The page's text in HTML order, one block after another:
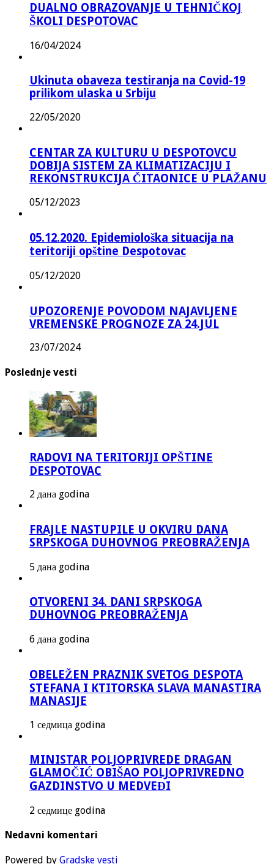
DUALNO OBRAZOVANJE U TEHNIČKOJ
ŠKOLI DESPOTOVAC
16/04/2024
Ukinuta obaveza testiranja na Covid-19
prilikom ulaska u Srbiju
22/05/2020
CENTAR ZA KULTURU U DESPOTOVCU
DOBIJA SISTEM ZA KLIMATIZACIJU I
REKONSTRUKCIJA ČITAONICE U PLAŽANU
05/12/2023
05.12.2020. Epidemiološka situacija na
teritoriji opštine Despotovac
05/12/2020
UPOZORENJE POVODOM NAJAVLJENE
VREMENSKE PROGNOZE ZA 24.JUL
23/07/2024
Poslednje vesti
RADOVI NA TERITORIJI OPŠTINE
DESPOTOVAC
2 дана godina
FRAJLE NASTUPILE U OKVIRU DANA
SRPSKOGA DUHOVNOG PREOBRAŽENJA
5 дана godina
OTVORENI 34. DANI SRPSKOGA
DUHOVNOG PREOBRAŽENJA
6 дана godina
OBELEŽEN PRAZNIK SVETOG DESPOTA
STEFANA I KTITORSKA SLAVA MANASTIRA
MANASIJE
1 седмица godina
MINISTAR POLJOPRIVREDE DRAGAN
GLAMOČIĆ OBIŠAO POLJOPRIVREDNO
GAZDINSTVO U MEDVEĐI
2 седмице godina
Nedavni komentari
Powered by Gradske vesti